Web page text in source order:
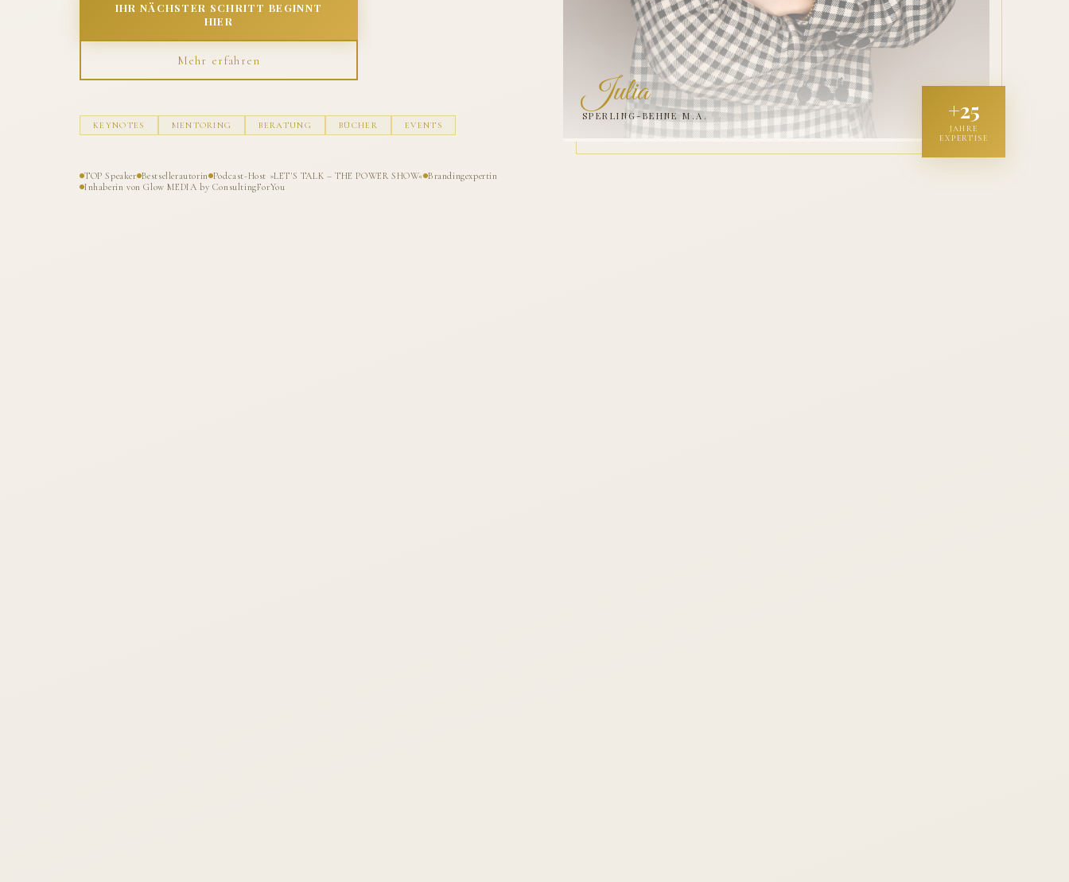
IHR NÄCHSTER SCHRITT BEGINNT
HIER
Mehr erfahren
KEYNOTES MENTORING BERATUNG BÜCHER EVENTS
TOP Speaker Bestsellerautorin Podcast-Host »LET'S TALK – THE POWER SHOW« Brandingexpertin
Inhaberin von Glow MEDIA by ConsultingForYou
Julia
SPERLING-BEHNE M.A. +25
JAHRE
EXPERTISE